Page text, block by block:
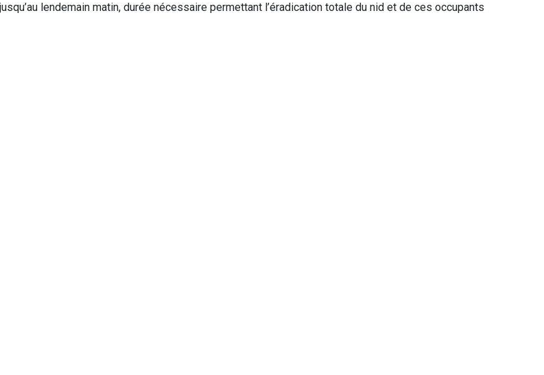
lendemain matin, durée nécessaire permettant l’éradication totale du nid et de ces occupants